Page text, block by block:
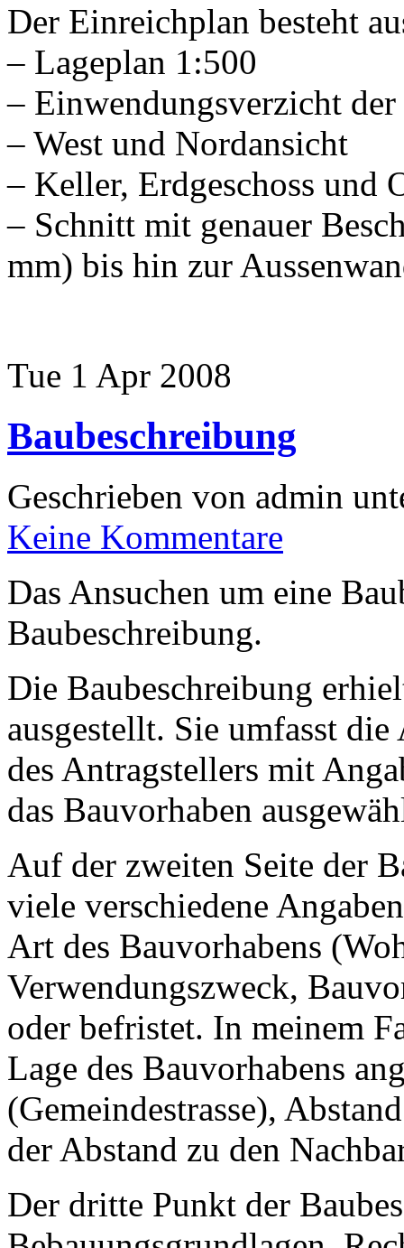
Der Einreichplan besteht
– Lageplan 1:500
– Einwendungsverzicht
– West und Nordansicht
– Keller, Erdgeschoss und
– Schnitt mit genauer
mm) bis hin zur
Tue 1 Apr 2008
Baubeschreibung
Geschrieben von admin
Keine Kommentare
Das Ansuchen um eine
Baubeschreibung.
Die Baubeschreibung
ausgestellt. Sie umfasst die
des Antragstellers mit
das Bauvorhaben
Auf der zweiten Seite der
viele verschiedene
Art des Bauvorhabens
Verwendungszweck,
oder befristet. In meinem
Lage des Bauvorhabens
(Gemeindestrasse),
der Abstand zu den
Der dritte Punkt der